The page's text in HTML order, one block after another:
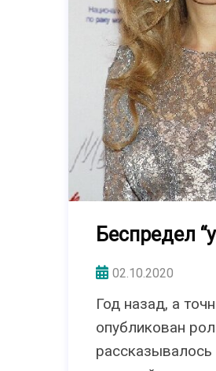
Беспредел
02.10.2020
Год назад, а
опубликован
рассказывалось